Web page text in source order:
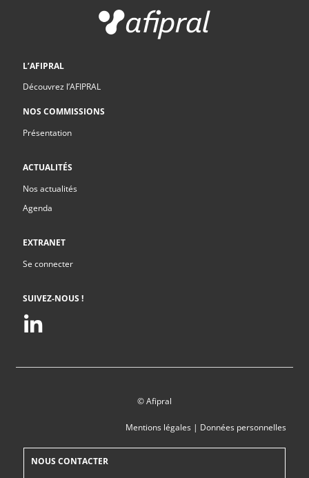
L’AFIPRAL
Découvrez l’AFIPRAL
NOS COMMISSIONS
Présentation
ACTUALITÉS
Nos actualités
Agenda
EXTRANET
Se connecter
SUIVEZ-NOUS !
© Afipral
Mentions légales| Données personnelles
NOUS CONTACTER